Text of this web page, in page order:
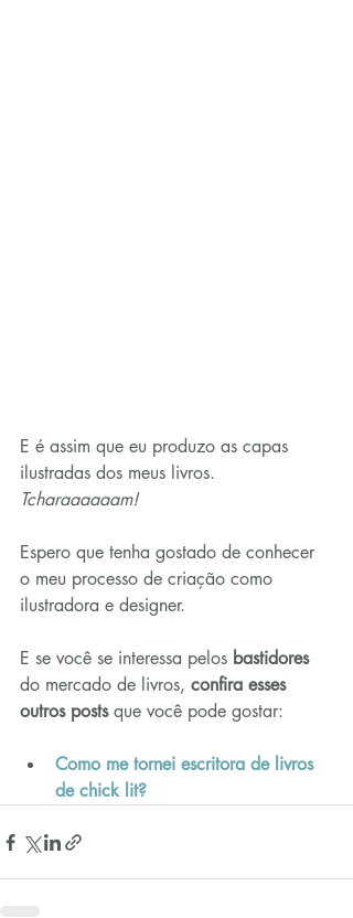
E é assim que eu produzo as capas
ilustradas dos meus livros.
Tcharaaaaaam!
Espero que tenha gostado de conhecer
o meu processo de criação como
ilustradora e designer.
E se você se interessa pelos bastidores
do mercado de livros, confira esses
outros posts que você pode gostar:
Como me tornei escritora de livros
de chick lit?